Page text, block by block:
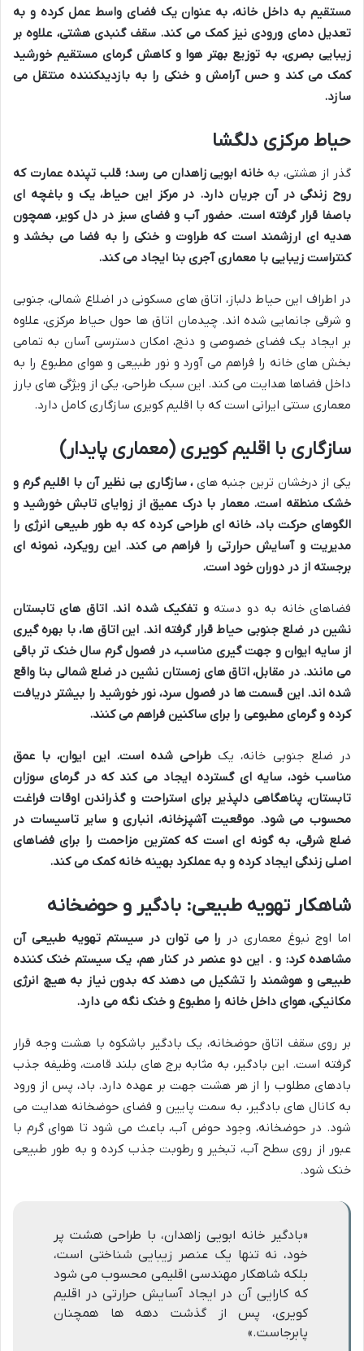
مستقیم به داخل خانه، به عنوان یک فضای واسط عمل کرده و به
تعدیل دمای ورودی نیز کمک می کند. سقف گنبدی هشتی، علاوه بر
زیبایی بصری، به توزیع بهتر هوا و کاهش گرمای مستقیم خورشید
کمک می کند و حس آرامش و خنکی را به بازدیدکننده منتقل می
سازد.
حیاط مرکزی دلگشا
گذر از هشتی، به خانه ابویی زاهدان می رسد؛ قلب تپنده عمارت که
روح زندگی در آن جریان دارد. در مرکز این حیاط، یک و باغچه ای
باصفا قرار گرفته است. حضور آب و فضای سبز در دل کویر، همچون
هدیه ای ارزشمند است که طراوت و خنکی را به فضا می بخشد و
کنتراست زیبایی با معماری آجری بنا ایجاد می کند.
در اطراف این حیاط دلباز، اتاق های مسکونی در اضلاع شمالی، جنوبی
و شرقی جانمایی شده اند. چیدمان اتاق ها حول حیاط مرکزی، علاوه
بر ایجاد یک فضای خصوصی و دنج، امکان دسترسی آسان به تمامی
بخش های خانه را فراهم می آورد و نور طبیعی و هوای مطبوع را به
داخل فضاها هدایت می کند. این سبک طراحی، یکی از ویژگی های بارز
معماری سنتی ایرانی است که با اقلیم کویری سازگاری کامل دارد.
سازگاری با اقلیم کویری (معماری پایدار)
یکی از درخشان ترین جنبه های ، سازگاری بی نظیر آن با اقلیم گرم و
خشک منطقه است. معمار با درک عمیق از زوایای تابش خورشید و
الگوهای حرکت باد، خانه ای طراحی کرده که به طور طبیعی انرژی را
مدیریت و آسایش حرارتی را فراهم می کند. این رویکرد، نمونه ای
برجسته از در دوران خود است.
فضاهای خانه به دو دستهو تفکیک شده اند. اتاق های تابستان
نشین در ضلع جنوبی حیاط قرار گرفته اند. این اتاق ها، با بهره گیری
از سایه ایوان و جهت گیری مناسب، در فصول گرم سال خنک تر باقی
می مانند. در مقابل، اتاق های زمستان نشین در ضلع شمالی بنا واقع
شده اند. این قسمت ها در فصول سرد، نور خورشید را بیشتر دریافت
کرده و گرمای مطبوعی را برای ساکنین فراهم می کنند.
در ضلع جنوبی خانه، یک طراحی شده است. این ایوان، با عمق
مناسب خود، سایه ای گسترده ایجاد می کند که در گرمای سوزان
تابستان، پناهگاهی دلپذیر برای استراحت و گذراندن اوقات فراغت
محسوب می شود. موقعیت آشپزخانه، انباری و سایر تاسیسات در
ضلع شرقی، به گونه ای است که کمترین مزاحمت را برای فضاهای
اصلی زندگی ایجاد کرده و به عملکرد بهینه خانه کمک می کند.
شاهکار تهویه طبیعی: بادگیر و حوضخانه
اما اوج نبوغ معماری در را می توان در سیستم تهویه طبیعی آن
مشاهده کرد: و. این دو عنصر در کنار هم، یک سیستم خنک کننده
طبیعی و هوشمند را تشکیل می دهند که بدون نیاز به هیچ انرژی
مکانیکی، هوای داخل خانه را مطبوع و خنک نگه می دارد.
بر روی سقف اتاق حوضخانه، یک بادگیر باشکوه با هشت وجه قرار
گرفته است. این بادگیر، به مثابه برج های بلند قامت، وظیفه جذب
بادهای مطلوب را از هر هشت جهت بر عهده دارد. باد، پس از ورود
به کانال های بادگیر، به سمت پایین و فضای حوضخانه هدایت می
شود. در حوضخانه، وجود حوض آب، باعث می شود تا هوای گرم با
عبور از روی سطح آب، تبخیر و رطوبت جذب کرده و به طور طبیعی
خنک شود.
«بادگیر خانه ابویی زاهدان، با طراحی هشت پر
خود، نه تنها یک عنصر زیبایی شناختی است،
بلکه شاهکار مهندسی اقلیمی محسوب می شود
که کارایی آن در ایجاد آسایش حرارتی در اقلیم
کویری، پس از گذشت دهه ها همچنان
پابرجاست.»